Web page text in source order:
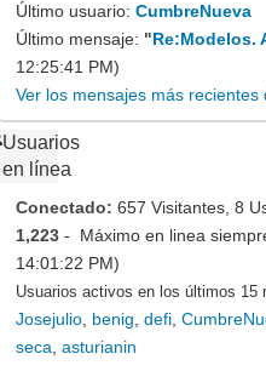
Último usuario: CumbreNueva
Último mensaje: "Re:Modelos.
12:25:41 PM)
Ver los mensajes más recientes
Usuarios
en línea
Conectado: 657 Visitantes, 8
1,223 - Máximo en linea
14:01:22 PM)
Usuarios activos en los últimos 15
Josejulio benig defi
seca asturianin